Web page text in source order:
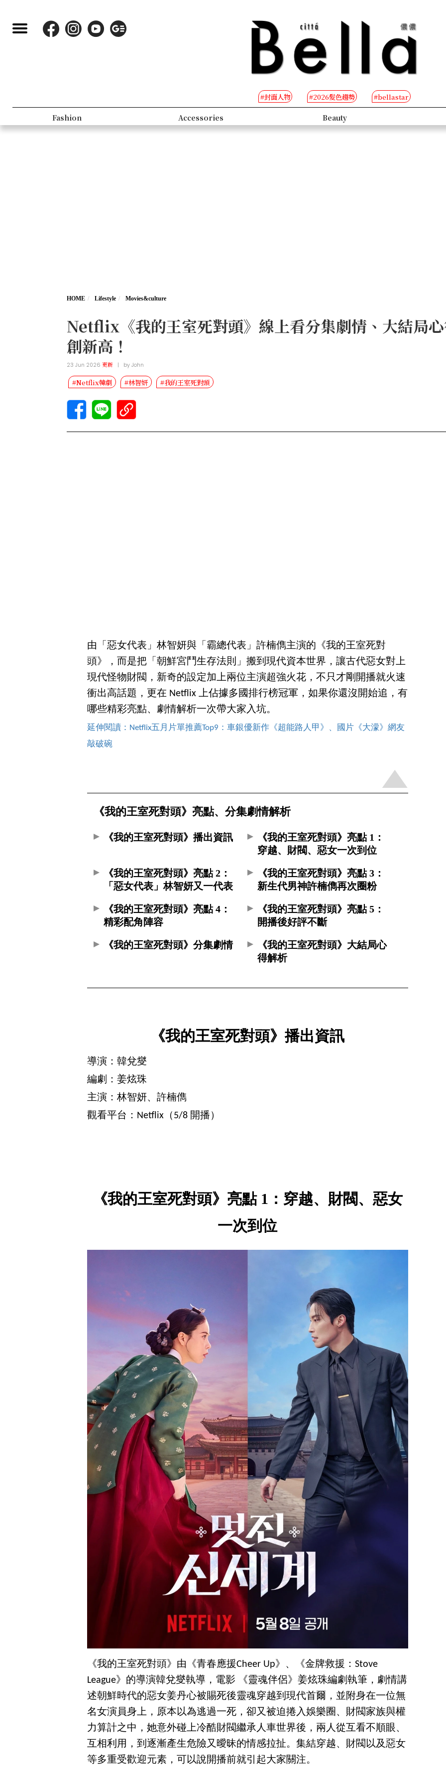
#封面人物 #2026髮色趨勢 #bellastar
Fashion Accessories Beauty
HOME Lifestyle Movies&culture
Netflix《我的王室死對頭》線上看分集劇情、大結局
創新高！
23 Jun 2026更新 | byJohn
#Netflix韓劇 #林智妍 #我的王室死對頭
由「惡女代表」林智妍與「霸總代表」許楠儁主演的《我的王室死對
頭》，而是把「朝鮮宮鬥生存法則」搬到現代資本世界，讓古代惡女對上
現代怪物財閥，新奇的設定加上兩位主演超強火花，不只才剛開播就火速
衝出高話題，更在 Netflix 上佔據多國排行榜冠軍，如果你還沒開始追，有
哪些精彩亮點、劇情解析一次帶大家入坑。
延伸閱讀：Netflix五月片單推薦Top9：車銀優新作《超能路人甲》、國片《大濛》網友
敲破碗
《我的王室死對頭》亮點、分集劇情解析
《我的王室死對頭》播出資訊
《我的王室死對頭》亮點 1：
穿越、財閥、惡女一次到位
《我的王室死對頭》亮點 2：
「惡女代表」林智妍又一代表
《我的王室死對頭》亮點 3：
新生代男神許楠儁再次圈粉
《我的王室死對頭》亮點 4：
精彩配角陣容
《我的王室死對頭》亮點 5：
開播後好評不斷
《我的王室死對頭》分集劇情
《我的王室死對頭》大結局心
得解析
《我的王室死對頭》播出資訊
導演：韓兌燮
編劇：姜炫珠
主演：林智妍、許楠儁
觀看平台：Netflix（5/8 開播）
《我的王室死對頭》亮點 1：穿越、財閥、惡女
一次到位
《我的王室死對頭》由《青春應援Cheer Up》、《金牌救援：Stove
League》的導演韓兌燮執導，電影 《靈魂伴侶》姜炫珠編劇執筆，劇情講
述朝鮮時代的惡女姜丹心被賜死後靈魂穿越到現代首爾，並附身在一位無
名女演員身上，原本以為逃過一死，卻又被迫捲入娛樂圈、財閥家族與權
力算計之中，她意外碰上冷酷財閥繼承人車世界後，兩人從互看不順眼、
互相利用，到逐漸產生危險又曖昧的情感拉扯。集結穿越、財閥以及惡女
等多重受歡迎元素，可以說開播前就引起大家關注。